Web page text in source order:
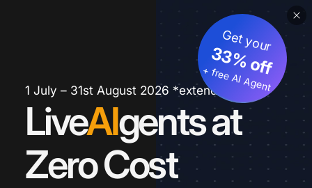
1 July – 31st August 2026 *extended
LiveAIgents at
Zero Cost
Get your
33% off
+ free AI Agent